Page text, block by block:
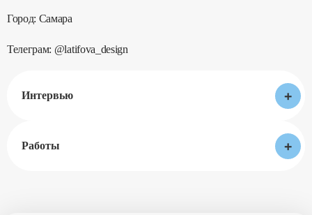
Город: Самара
Телеграм: @latifova_design
Интервью +
Работы +